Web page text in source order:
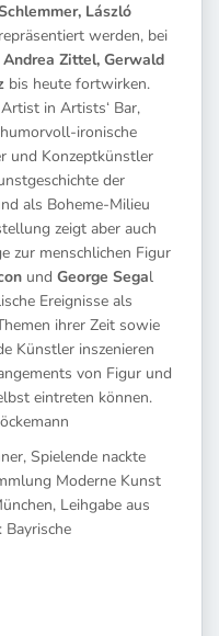
László
repräsentiert werden, bei
Andrea Zittel, Gerwald
bis heute fortwirken.
in Artists‘ Bar,
ironische
und Konzeptkünstler
der
als Boheme-Milieu
zeigt aber auch
zur menschlichen Figur
und George Segal
Ereignisse als
ihrer Zeit sowie
Künstler inszenieren
von Figur und
eintreten können.
Spielende nackte
Moderne Kunst
Leihgabe aus